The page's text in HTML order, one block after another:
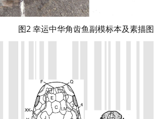
图2 幸运中华角齿鱼副模标本及素描图